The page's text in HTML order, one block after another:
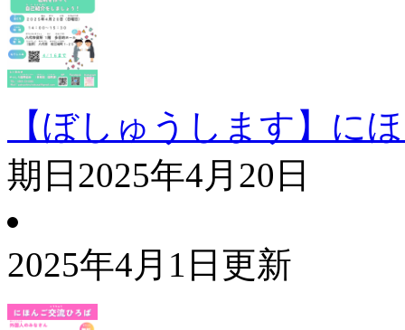
【ぼしゅうします】に
期日2025年4月20日
2025年4月1日更新